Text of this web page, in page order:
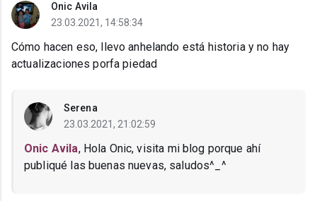
Onic Avila
23.03.2021, 14:58:34
Cómo hacen eso, llevo anhelando está historia y no hay
actualizaciones porfa piedad
Serena
23.03.2021, 21:02:59
Onic Avila, Hola Onic, visita mi blog porque ahí
publiqué las buenas nuevas, saludos^_^